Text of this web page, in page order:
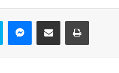
Skype Messenger
E-Posta ile paylaş Yazdır